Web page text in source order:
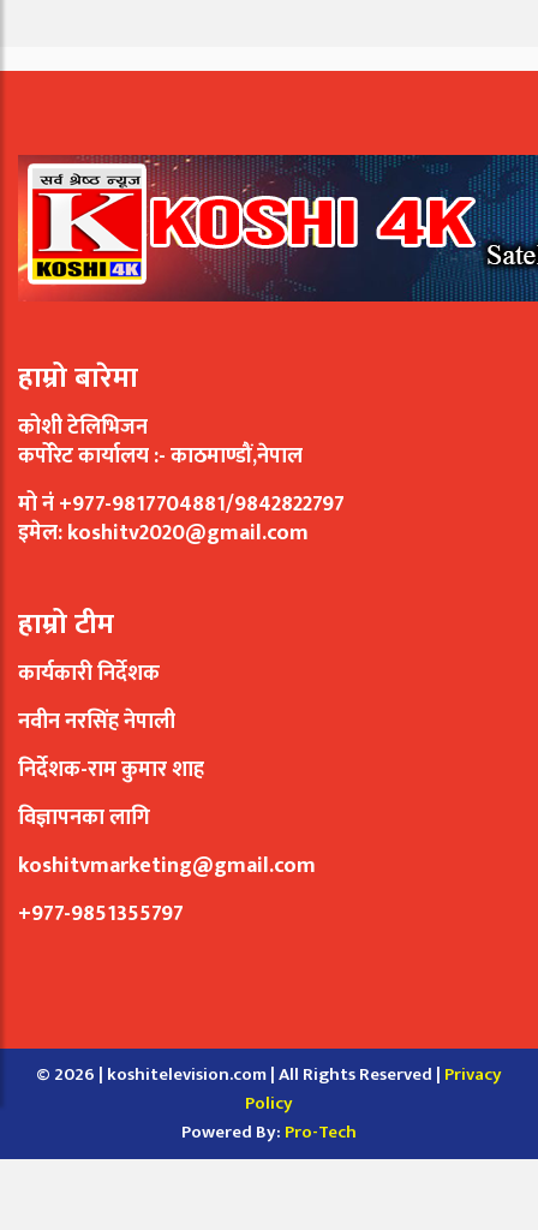
हाम्रो बारेमा
कोशी टेलिभिजन
कर्पोरेट कार्यालय :- काठमाण्डौं,नेपाल
मो नं +977-9817704881/9842822797
इमेल:koshitv2020@gmail.com
हाम्रो टीम
कार्यकारी निर्देशक
नवीन नरसिंह नेपाली
निर्देशक-राम कुमार शाह
विज्ञापनका लागि
koshitvmarketing@gmail.com
+977-9851355797
© 2026 | koshitelevision.com | All Rights Reserved | Privacy
Policy
Powered By: Pro-Tech